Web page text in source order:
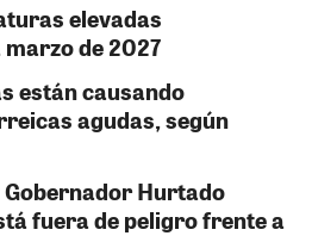
elevadas
de 2027
están causando
agudas, según
Gobernador Hurtado
fuera de peligro frente a